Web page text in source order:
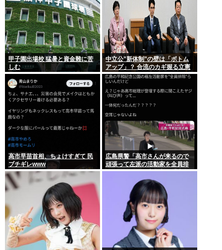
甲子園出場校 猛暑と資金難に苦
しむ
中立公”新体制”の壁は「ボトム
アップ」？ 合流のカギ握る立憲
高市早苗首相、ちょけすぎて 民
ブチギレwww
広島県警「高市さんが来るので
頑張って左派の活動家を全員排
除しました！」広島市民「広島
から出てけ！」結局ヤジが飛ぶ